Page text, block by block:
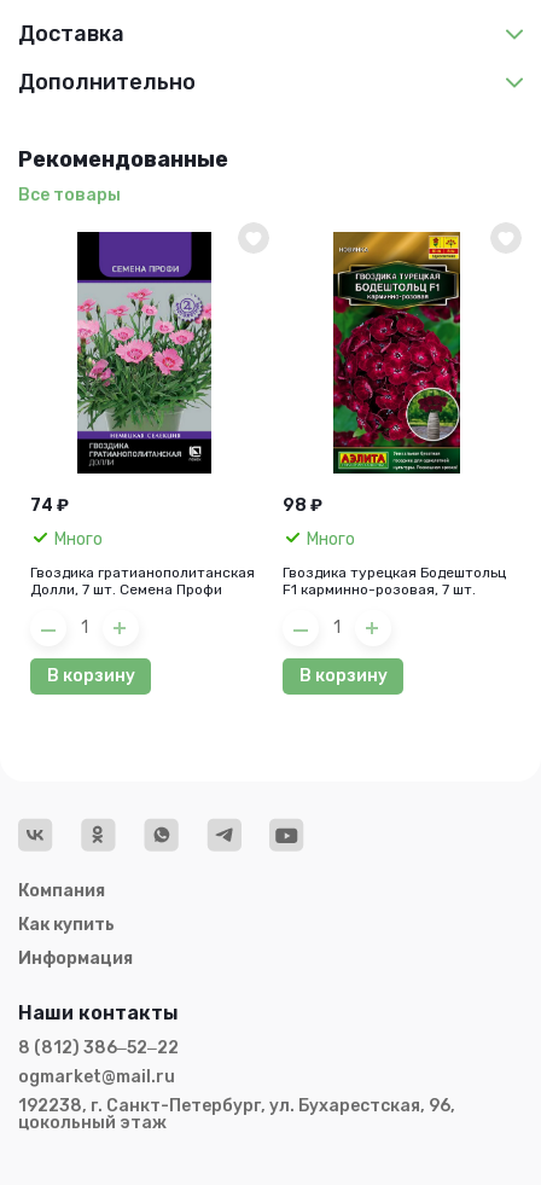
Доставка
Дополнительно
Рекомендованные
Все товары
74 ₽
Много
Гвоздика гратианополитанская
Долли, 7 шт. Семена Профи
В корзину
98 ₽
Много
Гвоздика турецкая Бодештольц
F1 карминно-розовая, 7 шт.
В корзину
Компания
Как купить
Информация
Наши контакты
8 (812) 386‒52‒22
ogmarket@mail.ru
192238, г. Санкт-Петербург, ул. Бухарестская, 96,
цокольный этаж